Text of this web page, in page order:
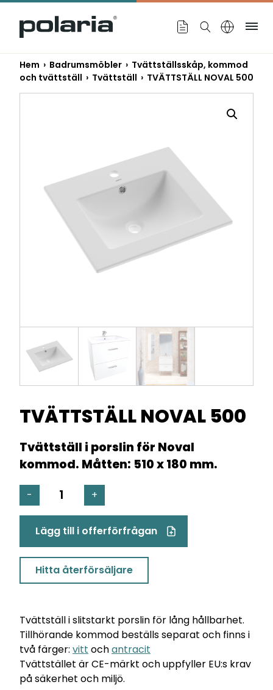
https://polaria.fi/name
Hem › Badrumsmöbler › Tvättställsskåp, kommod
och tvättställ › Tvättställ › TVÄTTSTÄLL NOVAL 500
TVÄTTSTÄLL NOVAL 500
Tvättställ i porslin för Noval
kommod. Måtten: 510 x 180 mm.
-
TVÄTTSTÄLL
NOVAL
mängd
+
Lägg till i offerförfrågan
Hitta återförsäljare
Tvättställ i slitstarkt porslin för lång hållbarhet.
Tillhörande kommod beställs separat och finns i
två färger: vitt ochantracit
Tvättstället är CE-märkt och uppfyller EU:s krav
på säkerhet och miljö.